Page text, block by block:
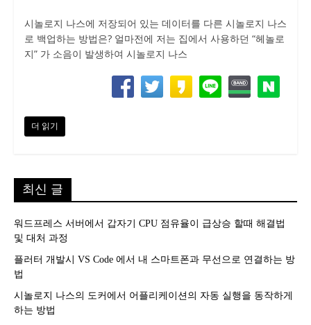
시놀로지 나스에 저장되어 있는 데이터를 다른 시놀로지 나스
로 백업하는 방법은? 얼마전에 저는 집에서 사용하던 “헤놀로
지” 가 소음이 발생하여 시놀로지 나스
더 읽기
최신 글
워드프레스 서버에서 갑자기 CPU 점유율이 급상승 할때 해결법
및 대처 과정
플러터 개발시 VS Code 에서 내 스마트폰과 무선으로 연결하는 방
법
시놀로지 나스의 도커에서 어플리케이션의 자동 실행을 동작하게
하는 방법